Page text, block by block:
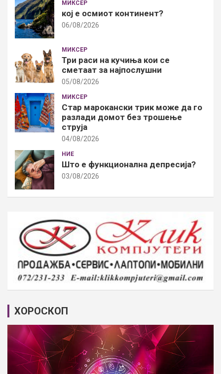
МИКСЕР
кој е осмиот континент?
06/08/2026
МИКСЕР
Три раси на кучиња кои се
сметаат за најпослушни
05/08/2026
МИКСЕР
Стар марокански трик може да го
разлади домот без трошење
струја
04/08/2026
НИЕ
Што е функционална депресија?
03/08/2026
ХОРОСКОП